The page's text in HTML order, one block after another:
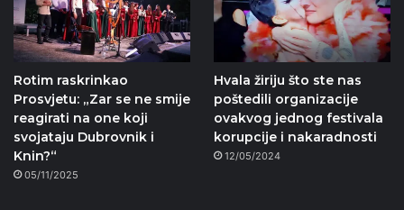
Rotim raskrinkao
Prosvjetu: „Zar se ne smije
reagirati na one koji
svojataju Dubrovnik i
Knin?“
05/11/2025
Hvala žiriju što ste nas
poštedili organizacije
ovakvog jednog festivala
korupcije i nakaradnosti
12/05/2024